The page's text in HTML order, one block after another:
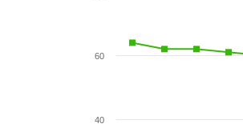
Line chart with 4 lines.
View as data table, Chart
40
60